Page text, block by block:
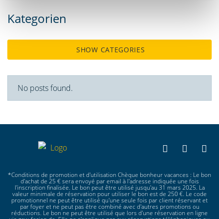
Kategorien
SHOW CATEGORIES
No posts found.
*Conditions de promotion et d'utilisation Chèque bonheur vacances : Le bon
d'achat de 25 € sera envoyé par email à l'adresse indiquée une fois
l'inscription finalisée. Le bon peut être utilisé jusqu'au 31 mars 2025. La
valeur minimale de réservation pour utiliser le bon est de 250 €. Le code
promotionnel ne peut être utilisé qu'une seule fois par client réservant et
par foyer et ne peut pas être combiné avec d'autres promotions ou
réductions. Le bon ne peut être utilisé que lors d'une réservation en ligne